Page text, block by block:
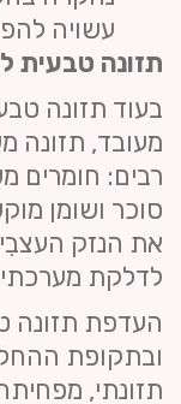
עשויה
תזונה טבעית
בעוד תזונה
מעובד, תזונה
רבים: חומרים
סוכר ושומן
את הנזק
לדלקת
העדפת תזונה
ובתקופת
תזונתי,